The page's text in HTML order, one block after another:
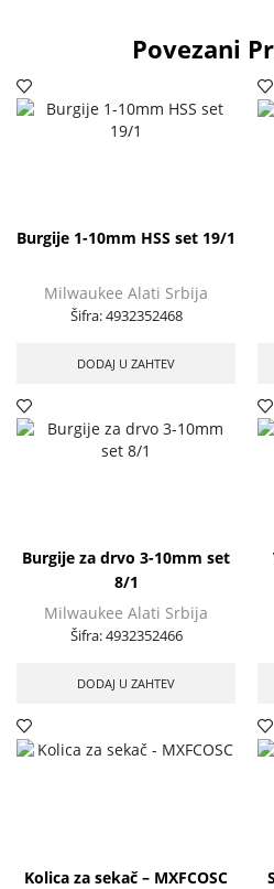
Povezani
Burgije 1-10mm HSS set 19/1
Milwaukee Alati Srbija
Šifra:4932352468
DODAJ U ZAHTEV
Burgije za drvo 3-10mm set
8/1
Milwaukee Alati Srbija
Šifra:4932352466
DODAJ U ZAHTEV
Kolica za sekač – MXFCOSC